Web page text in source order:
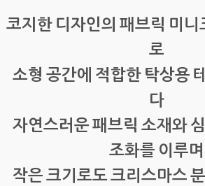
코지한 디자인의 패브릭 미니
로
소형 공간에 적합한 탁상용
다
자연스러운 패브릭 소재와
조화를 이루며
작은 크기로도 크리스마스